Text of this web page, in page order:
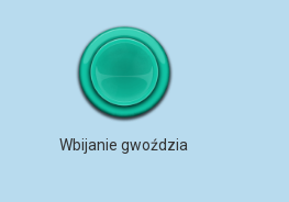
Wbijanie gwoździa